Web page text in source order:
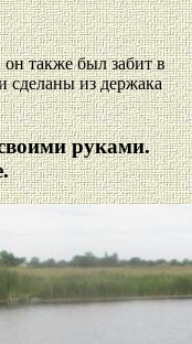
также был забит в
сделаны из держака
руками.